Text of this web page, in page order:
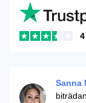
4
Sanna